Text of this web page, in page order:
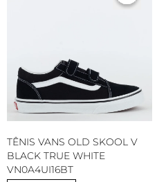
TÊNIS VANS OLD SKOOL V
BLACK TRUE WHITE
VN0A4UI16BT